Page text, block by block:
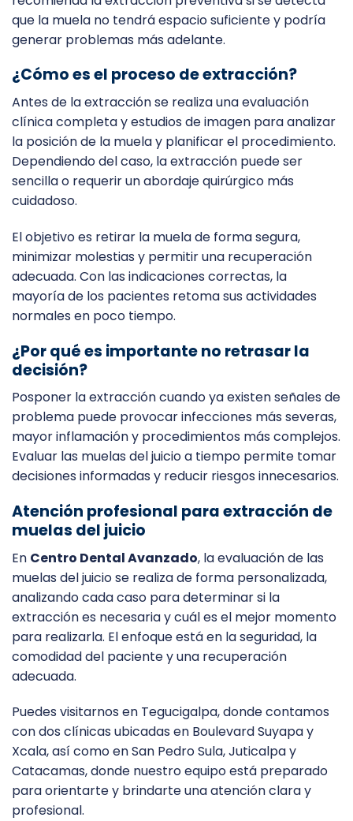
que la muela no tendrá espacio suficiente y podría
generar problemas más adelante.
¿Cómo es el proceso de extracción?
Antes de la extracción se realiza una evaluación
clínica completa y estudios de imagen para analizar
la posición de la muela y planificar el procedimiento.
Dependiendo del caso, la extracción puede ser
sencilla o requerir un abordaje quirúrgico más
cuidadoso.
El objetivo es retirar la muela de forma segura,
minimizar molestias y permitir una recuperación
adecuada. Con las indicaciones correctas, la
mayoría de los pacientes retoma sus actividades
normales en poco tiempo.
¿Por qué es importante no retrasar la
decisión?
Posponer la extracción cuando ya existen señales de
problema puede provocar infecciones más severas,
mayor inflamación y procedimientos más complejos.
Evaluar las muelas del juicio a tiempo permite tomar
decisiones informadas y reducir riesgos innecesarios.
Atención profesional para extracción de
muelas del juicio
En Centro Dental Avanzado, la evaluación de las
muelas del juicio se realiza de forma personalizada,
analizando cada caso para determinar si la
extracción es necesaria y cuál es el mejor momento
para realizarla. El enfoque está en la seguridad, la
comodidad del paciente y una recuperación
adecuada.
Puedes visitarnos en Tegucigalpa, donde contamos
con dos clínicas ubicadas en Boulevard Suyapa y
Xcala, así como en San Pedro Sula, Juticalpa y
Catacamas, donde nuestro equipo está preparado
para orientarte y brindarte una atención clara y
profesional.